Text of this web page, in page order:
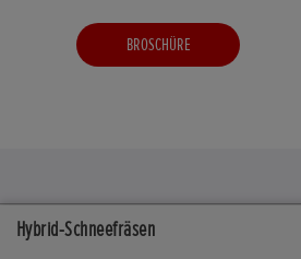
Hybrid-Schneefräsen
BROSCHÜRE
Honda Schneefräsen